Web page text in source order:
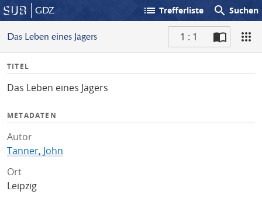
GDZ list Trefferliste search Suchen
Das Leben eines Jägers 1 : 1
I
f
TITEL
Das Leben eines Jägers
METADATEN
Autor
Tanner, John
Ort
Leipzig